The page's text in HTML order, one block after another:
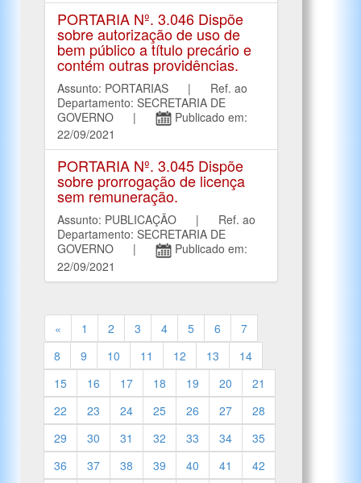
PORTARIA Nº. 3.046 Dispõe
sobre autorização de uso de
bem público a título precário e
contém outras providências.
Assunto: PORTARIAS | Ref. ao
Departamento: SECRETARIA DE
GOVERNO |
Publicado em:
22/09/2021
PORTARIA Nº. 3.045 Dispõe
sobre prorrogação de licença
sem remuneração.
Assunto: PUBLICAÇÃO | Ref. ao
Departamento: SECRETARIA DE
GOVERNO |
Publicado em:
22/09/2021
« 1 2 3 4 5 6
7
8
9 10 11 12 13
14
15
16 17 18 19 20
21
22
23 24 25 26 27
28
29
30 31 32 33 34
35
36
37 38 39 40 41
42